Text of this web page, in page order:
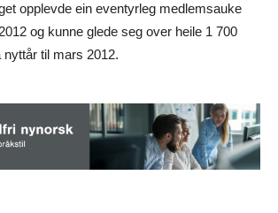
opplevde ein eventyrleg medlemsauke
og kunne glede seg over heile 1 700
til mars 2012.